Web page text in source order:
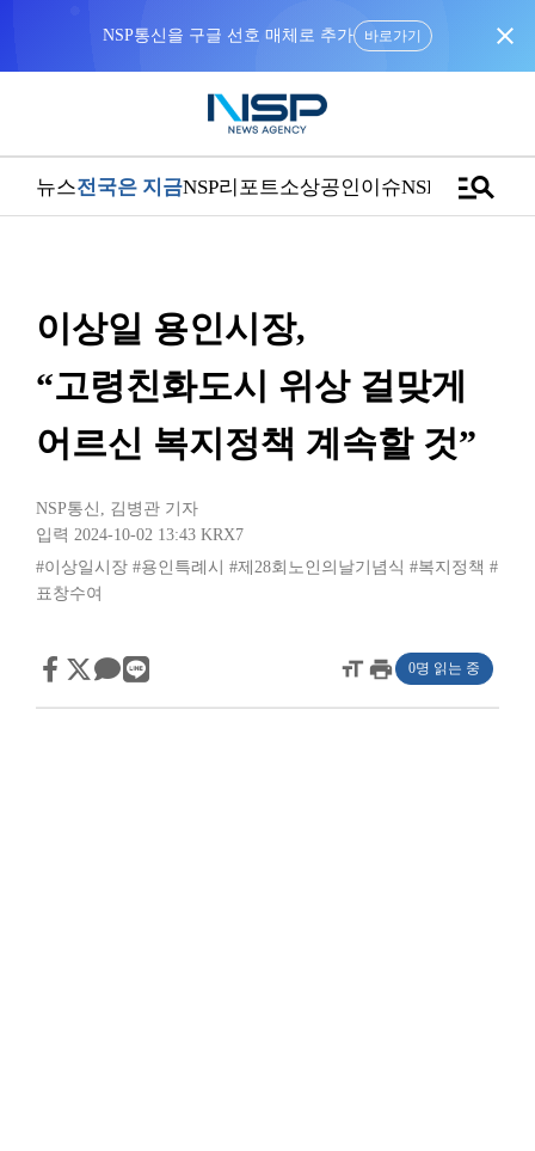
“우리는 독자가 구독할 수 있는 기사를 씁니다” close
뉴스전국은 지금NSP리포트소상공인이슈NSPTVmanage_search
이상일 용인시장,
“고령친화도시 위상 걸맞게
어르신 복지정책 계속할 것”
NSP통신 , 김병관 기자
입력 2024-10-02 13:43 KRX7
#이상일시장 #용인특례시 #제28회노인의날기념식 #복지정책 #
표창수여
format_sizeprint 0명 읽는 중